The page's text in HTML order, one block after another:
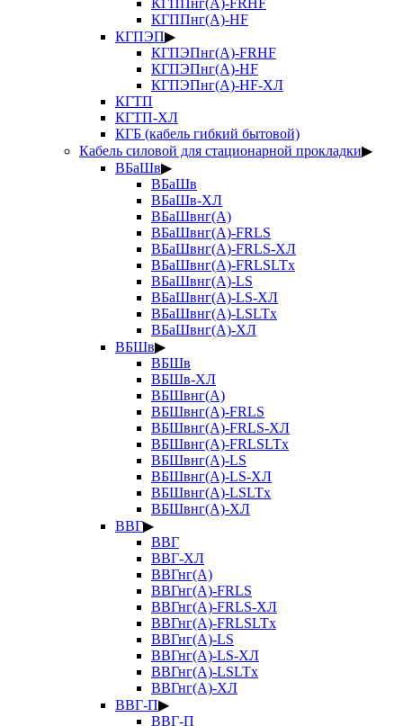
КГППнг(А)-FRHF
КГППнг(А)-HF
КГПЭП▶
КГПЭПнг(А)-FRHF
КГПЭПнг(А)-HF
КГПЭПнг(А)-HF-ХЛ
КГТП
КГТП-ХЛ
КГБ (кабель гибкий бытовой)
Кабель силовой для стационарной прокладки▶
ВБаШв▶
ВБаШв
ВБаШв-ХЛ
ВБаШвнг(А)
ВБаШвнг(А)-FRLS
ВБаШвнг(А)-FRLS-ХЛ
ВБаШвнг(А)-FRLSLTx
ВБаШвнг(А)-LS
ВБаШвнг(А)-LS-ХЛ
ВБаШвнг(А)-LSLTx
ВБаШвнг(А)-ХЛ
ВБШв▶
ВБШв
ВБШв-ХЛ
ВБШвнг(А)
ВБШвнг(А)-FRLS
ВБШвнг(А)-FRLS-ХЛ
ВБШвнг(А)-FRLSLTx
ВБШвнг(А)-LS
ВБШвнг(А)-LS-ХЛ
ВБШвнг(А)-LSLTx
ВБШвнг(А)-ХЛ
ВВГ▶
ВВГ
ВВГ-ХЛ
ВВГнг(А)
ВВГнг(А)-FRLS
ВВГнг(А)-FRLS-ХЛ
ВВГнг(А)-FRLSLTx
ВВГнг(А)-LS
ВВГнг(А)-LS-ХЛ
ВВГнг(А)-LSLTx
ВВГнг(А)-ХЛ
ВВГ-П▶
ВВГ-П